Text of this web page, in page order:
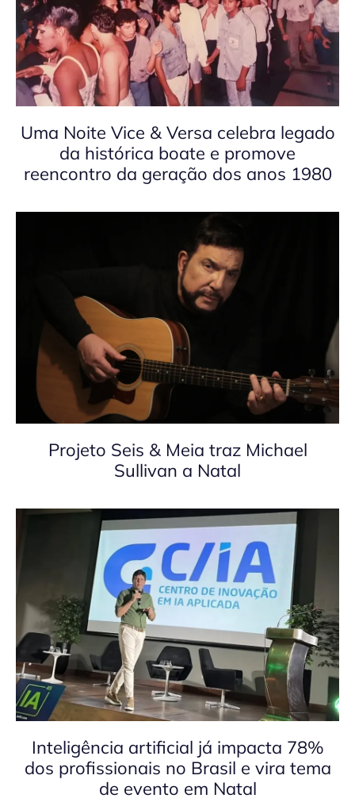
Uma Noite Vice & Versa celebra legado
da histórica boate e promove
reencontro da geração dos anos 1980
Projeto Seis & Meia traz Michael
Sullivan a Natal
Inteligência artificial já impacta 78%
dos profissionais no Brasil e vira tema
de evento em Natal